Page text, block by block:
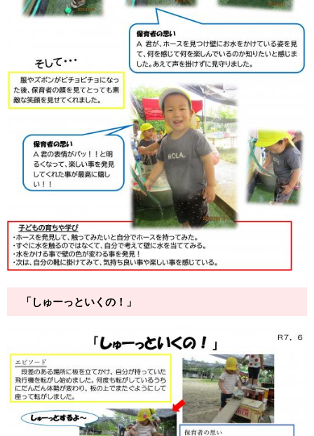
「しゅーっといくの！」